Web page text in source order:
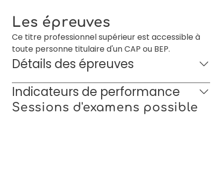
Les épreuves
Ce titre professionnel supérieur est accessible à
toute personne titulaire d'un CAP ou BEP.
Détails des épreuves
Indicateurs de performance
Sessions d'examens possible